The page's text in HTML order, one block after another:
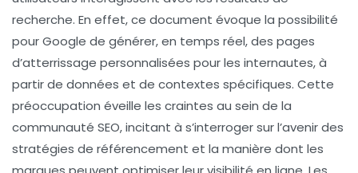
recherche. En effet, ce document évoque la possibilité
pour Google de générer, en temps réel, des pages
d’atterrissage personnalisées pour les internautes, à
partir de données et de contextes spécifiques. Cette
préoccupation éveille les craintes au sein de la
communauté SEO, incitant à s’interroger sur l’avenir des
stratégies de référencement et la manière dont les